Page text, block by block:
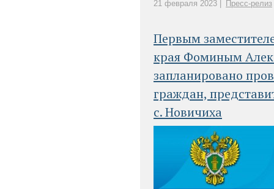
21 февраля 2023 | Пресс-релиз
Первым
края Фоминым
запланировано
граждан,
с. Новичиха